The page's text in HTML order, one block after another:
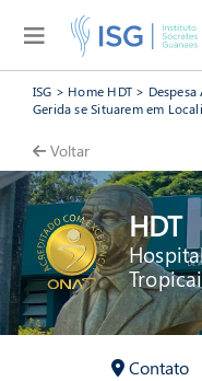
ISG > Home HDT>
Gerida se Situarem em
Voltar
HDT
Contato